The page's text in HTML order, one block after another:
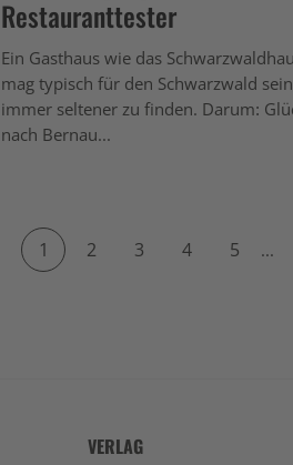
Restauranttester
Ein Gasthaus wie das
mag typisch für den Schwarzwald
immer seltener zu finden. Darum:
nach Bernau...
1 2 3 4 5 ...
VERLAG